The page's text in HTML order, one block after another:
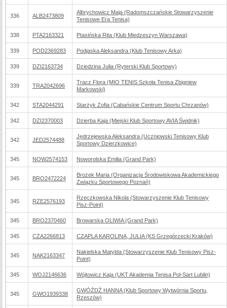
336 ALB2473809
Albrychowicz Maja (Radomszczańskie Stowarzyszenie
Tenisowe Era Tenisa)
338 PTA2163321 Ptasińska Rita (Klub Miedzeszyn Warszawa)
339 POD2369283 Podjaska Aleksandra (Klub Tenisowy Arka)
339 DZI2163734 Dziedzina Julia (Ryterski Klub Sportowy)
339 TRA2042696
Tracz Flora (MIO TENIS Szkoła Tenisa Zbigniew
Markowski)
342 STA2044291 Starżyk Zofia (Cabańskie Centrum Sportu Chrzanów)
342 DZI2370003 Dzierba Kaja (Miejski Klub Sportowy AVIA Świdnik)
342 JED2574488
Jędrzejewska Aleksandra (Uczniowski Tenisowy Klub
Sportowy Dzierzkowice)
345 NOW2574153 Noworolska Emilia (Grand Park)
345 BRO2472224
Brożek Maria (Organizacja Środowiskowa Akademickiego
Związku Sportowego Poznań)
345 RZE2576193
Rzeczkowska Nikola (Stowarzyszenie Klub Tenisowy
Pisz-Point)
345 BRO2370460 Browarska OLIWIA (Grand Park)
345 CZA2266813 CZAPLA KAROLINA, JULIA (KS Grzegórzecki Kraków)
345 NAK2163347
Nakielska Matylda (Stowarzyszenie Klub Tenisowy Pisz-
Point)
345 WOJ2146636 Wójtowicz Kaja (UKT Akademia Tenisa Pol-Sart Lublin)
345 GWO1939338
GWÓŹDŹ HANNA (Klub Sportowy Wytwórnia Sportu,
Rzeszów)